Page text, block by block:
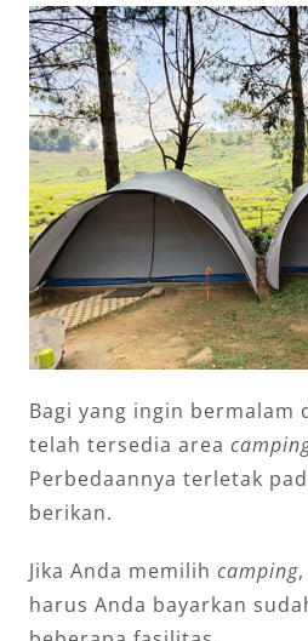
Bagi yang ingin bermalam
telah tersedia area
Perbedaannya terletak
berikan.
Jika Anda memilih camping
harus Anda bayarkan